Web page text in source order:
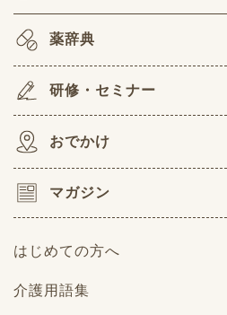
薬辞典
研修・セミナー
おでかけ
マガジン
はじめての方へ
介護用語集